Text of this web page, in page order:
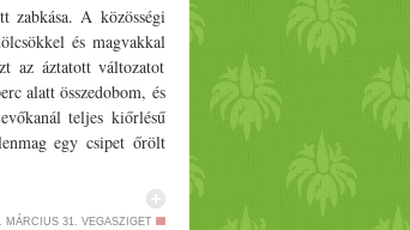
zabkása. A közösségi
és magvakkal
az áztatott változatot
alatt összedobom, és
teljes kiőrlésű
egy csipet őrölt
Reggelre a zab és a
szerint kerülhet rá
MÁRCIUS 31. VEGASZIGET